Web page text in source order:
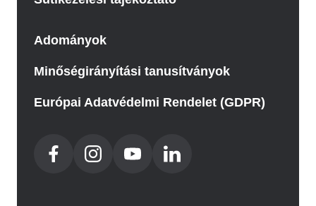
Adományok
Minőségirányítási tanusítványok
Európai Adatvédelmi Rendelet (GDPR)